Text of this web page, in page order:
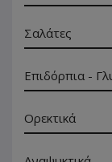
Σαλάτες
Επιδόρπια -
Ορεκτικά